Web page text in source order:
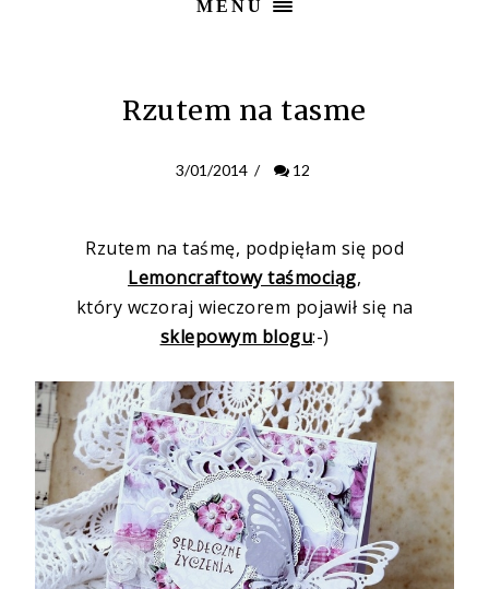
MENU
Rzutem na tasme
3/01/2014 / 12
Rzutem na taśmę, podpięłam się pod
Lemoncraftowy taśmociąg,
który wczoraj wieczorem pojawił się na
sklepowym blogu:-)